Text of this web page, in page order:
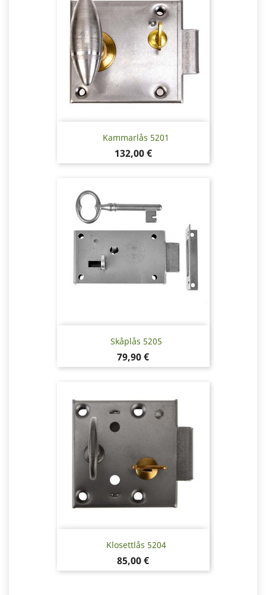
Kammarlås 5201
Pris
132,00 €
Skåplås 5205
Pris
79,90 €
Klosettlås 5204
Pris
85,00 €